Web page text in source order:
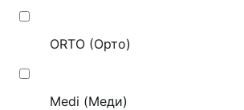
ORTO (Орто)
Medi (Меди)